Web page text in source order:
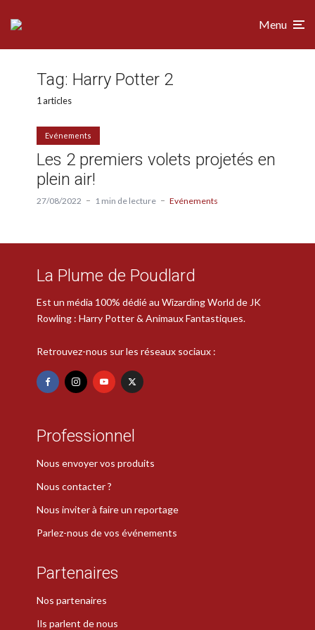
Menu
Tag: Harry Potter 2
1 articles
Evénements
Les 2 premiers volets projetés en
plein air!
27/08/2022 1 min de lecture Evénements
La Plume de Poudlard
Est un média 100% dédié au Wizarding World de JK
Rowling : Harry Potter & Animaux Fantastiques.
Retrouvez-nous sur les réseaux sociaux :
Professionnel
Nous envoyer vos produits
Nous contacter ?
Nous inviter à faire un reportage
Parlez-nous de vos événements
Partenaires
Nos partenaires
Ils parlent de nous